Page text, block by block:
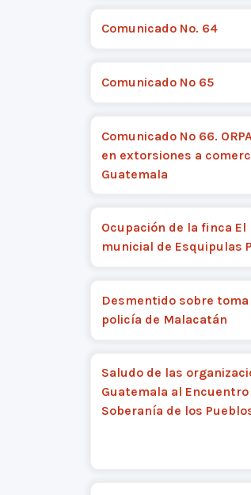
Comunicado No. 64
Comunicado Nº 65
Comunicado Nº 66.
en extorsiones a
Guatemala
Ocupación de la finca
municial de Esquipulas
Desmentido sobre
policía de Malacatán
Saludo de las
Guatemala al
Soberanía de los